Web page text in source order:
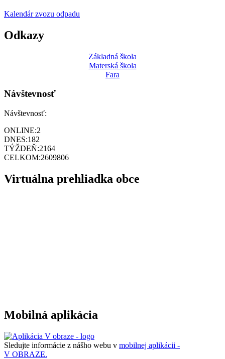
Kalendár zvozu odpadu
Odkazy
Základná škola
Materská škola
Fara
Návštevnosť
Návštevnosť:
ONLINE:2
DNES:182
TÝŽDEŇ:2164
CELKOM:2609806
Virtuálna prehliadka obce
Mobilná aplikácia
Sledujte informácie z nášho webu v mobilnej aplikácii -
V OBRAZE.